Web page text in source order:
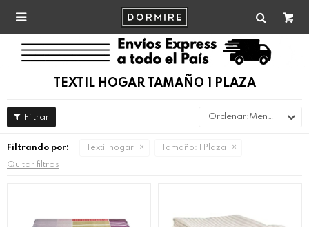

TEXTIL HOGAR TAMAÑO 1 PLAZA
Menor precio
Filtrando por: Textil hogar Tamaño: 1 Plaza
Quitar filtros